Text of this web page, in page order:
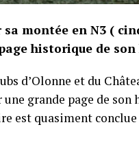
sa montée en N3 (
historique de
d’Olonne et du
grande page de
est quasiment